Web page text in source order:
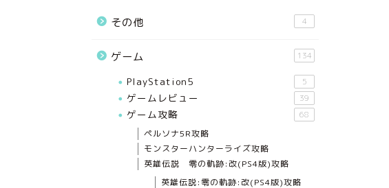
その他 4
ゲーム 134
PlayStation5 5
ゲームレビュー 39
ゲーム攻略 68
ペルソナ5R攻略
モンスターハンターライズ攻略
英雄伝説 零の軌跡:改(PS4版)攻略
英雄伝説:零の軌跡:改(PS4版)攻略